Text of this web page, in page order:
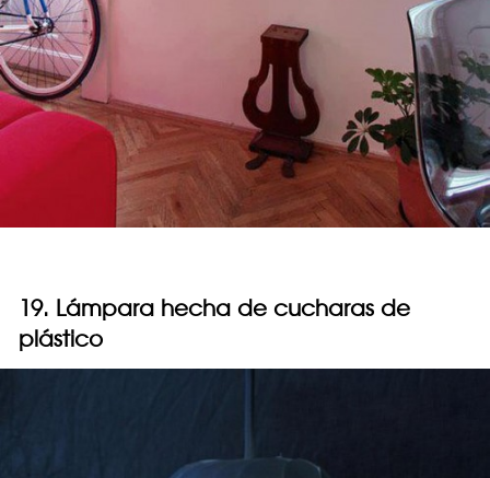
19. Lámpara hecha de cucharas de
plástico